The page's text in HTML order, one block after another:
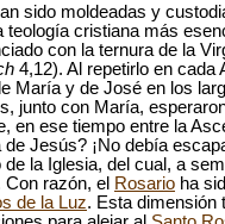
sido moldeadas y
cristiana más
con la ternura de la
4,12). Al repetirlo en
María y de José en los
junto con María,
en ese tiempo entre la
Jesús? ¡No debía
la Iglesia, del cual, a
Con razón, el Rosario ha
de la Luz. Esta dimensión